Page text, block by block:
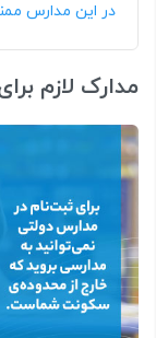
در این مدارس
مدارک لازم